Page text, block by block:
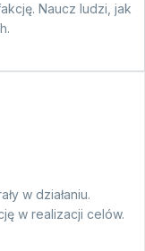
Naucz ludzi, jak
w działaniu.
w realizacji celów.